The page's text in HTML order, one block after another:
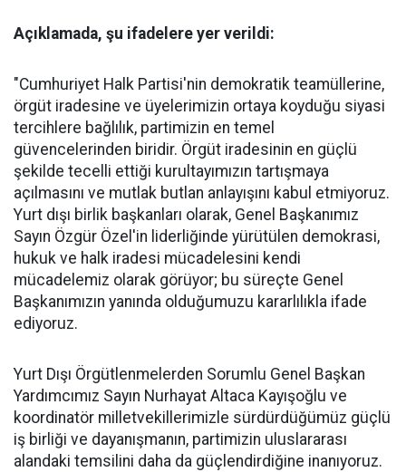
Açıklamada, şu ifadelere yer verildi:
"Cumhuriyet Halk Partisi'nin demokratik teamüllerine,
örgüt iradesine ve üyelerimizin ortaya koyduğu siyasi
tercihlere bağlılık, partimizin en temel
güvencelerinden biridir. Örgüt iradesinin en güçlü
şekilde tecelli ettiği kurultayımızın tartışmaya
açılmasını ve mutlak butlan anlayışını kabul etmiyoruz.
Yurt dışı birlik başkanları olarak, Genel Başkanımız
Sayın Özgür Özel'in liderliğinde yürütülen demokrasi,
hukuk ve halk iradesi mücadelesini kendi
mücadelemiz olarak görüyor; bu süreçte Genel
Başkanımızın yanında olduğumuzu kararlılıkla ifade
ediyoruz.
Yurt Dışı Örgütlenmelerden Sorumlu Genel Başkan
Yardımcımız Sayın Nurhayat Altaca Kayışoğlu ve
koordinatör milletvekillerimizle sürdürdüğümüz güçlü
iş birliği ve dayanışmanın, partimizin uluslararası
alandaki temsilini daha da güçlendirdiğine inanıyoruz.